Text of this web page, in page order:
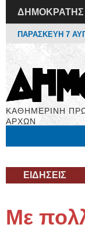
ΔΗΜΟΚΡΑΤΗΣ
ΠΑΡΑΣΚΕΥΗ 7
ΚΑΘΗΜΕΡΙΝΗ
ΑΡΧΩΝ
ΕΙΔΗΣΕΙΣ
Με